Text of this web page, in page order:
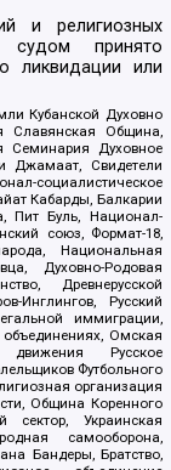
и религиозных
судом принято
ликвидации или
Кубанской Духовно
Славянская Община,
Семинария Духовное
Джамаат, Свидетели
социалистическое
Кабарды, Балкарии
Пит Буль, Национал-
союз, Формат-18,
Национальная
Духовно-Родовая
Древнерусской
Инглингов, Русский
иммиграции,
Омская
движения Русское
Футбольного
организация
Община Коренного
сектор, Украинская
самооборона,
Бандеры, Братство,